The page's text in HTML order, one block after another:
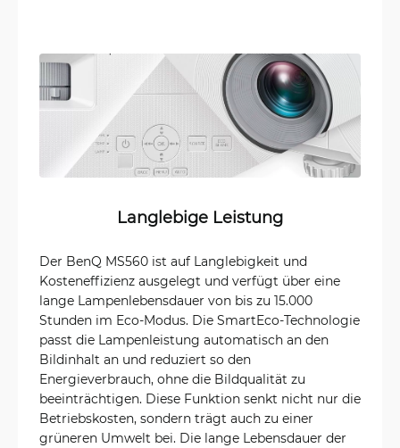
Langlebige Leistung
Der BenQ MS560 ist auf Langlebigkeit und
Kosteneffizienz ausgelegt und verfügt über eine
lange Lampenlebensdauer von bis zu 15.000
Stunden im Eco-Modus. Die SmartEco-Technologie
passt die Lampenleistung automatisch an den
Bildinhalt an und reduziert so den
Energieverbrauch, ohne die Bildqualität zu
beeinträchtigen. Diese Funktion senkt nicht nur die
Betriebskosten, sondern trägt auch zu einer
grüneren Umwelt bei. Die lange Lebensdauer der